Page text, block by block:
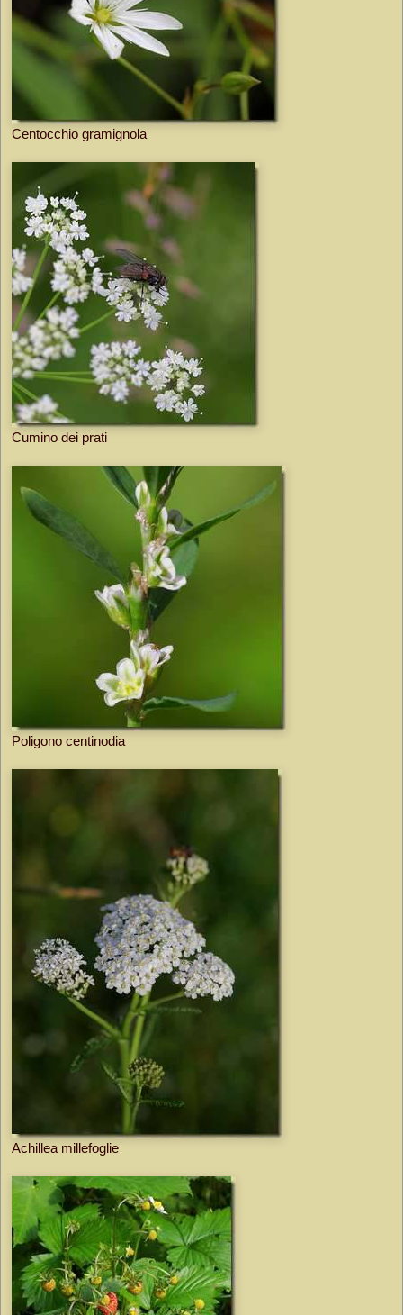
Centocchio gramignola
Cumino dei prati
Poligono centinodia
Achillea millefoglie